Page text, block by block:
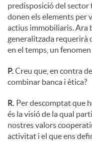
predisposició del sector
donen els elements per
actius immobiliaris. Ara
generalitzada requerirà
en el temps, un
P. Creu que, en contra
combinar banca i ètica?
R. Per descomptat que
és la visió de la qual
nostres valors
activitat i el que ens